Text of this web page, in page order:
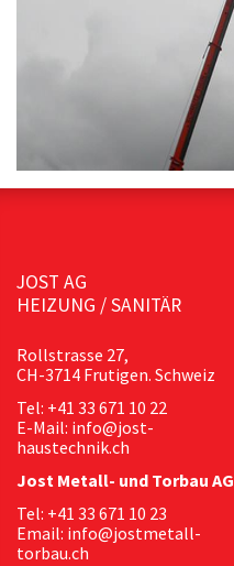
JOST AG
HEIZUNG / SANITÄR
Rollstrasse 27,
CH-3714 Frutigen. Schweiz
Tel: +41 33 671 10 22
E-Mail: info@jost-
haustechnik.ch
Jost Metall- und Torbau AG
Tel: +41 33 671 10 23
Email: info@jostmetall-
torbau.ch